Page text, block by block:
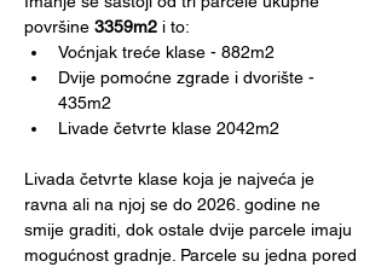
površine 3359m2 i to:
Voćnjak treće klase - 882m2
Dvije pomoćne zgrade i dvorište -
435m2
Livade četvrte klase 2042m2
Livada četvrte klase koja je najveća je
ravna ali na njoj se do 2026. godine ne
smije graditi, dok ostale dvije parcele imaju
mogućnost gradnje. Parcele su jedna pored